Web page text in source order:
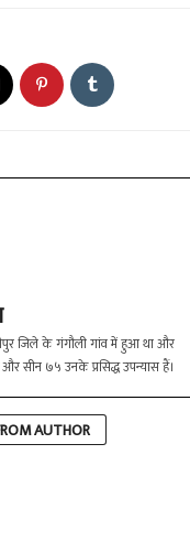
जिले के गंगौली गांव में हुआ था और
सीन ७५ उनके प्रसिद्ध उपन्यास हैं।
AUTHOR